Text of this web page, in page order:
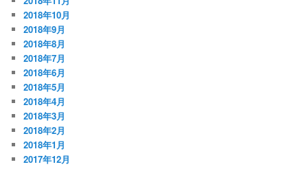
2018年10月
2018年9月
2018年8月
2018年7月
2018年6月
2018年5月
2018年4月
2018年3月
2018年2月
2018年1月
2017年12月